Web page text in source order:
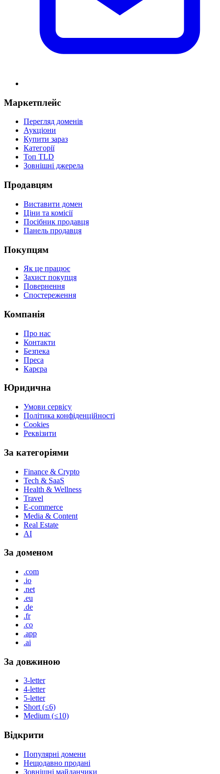
Маркетплейс
Перегляд доменів
Аукціони
Купити зараз
Категорії
Топ TLD
Зовнішні джерела
Продавцям
Виставити домен
Ціни та комісії
Посібник продавця
Панель продавця
Покупцям
Як це працює
Захист покупця
Повернення
Спостереження
Компанія
Про нас
Контакти
Безпека
Преса
Карєра
Юридична
Умови сервісу
Політика конфіденційності
Cookies
Реквізити
За категоріями
Finance & Crypto
Tech & SaaS
Health & Wellness
Travel
E-commerce
Media & Content
Real Estate
AI
За доменом
.com
.io
.net
.eu
.de
.fr
.co
.app
.ai
За довжиною
3-letter
4-letter
5-letter
Short (≤6)
Medium (≤10)
Відкрити
Популярні домени
Нещодавно продані
Зовнішні майданчики